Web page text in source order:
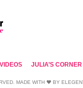
VIDEOS JULIA’S CORNER
MADE WITH ❤ BY